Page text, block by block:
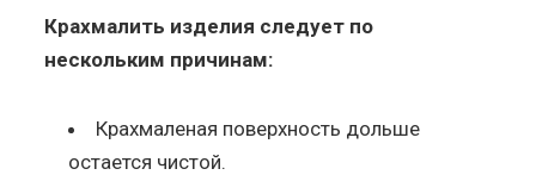
Крахмалить изделия следует по
нескольким причинам:
Крахмаленая поверхность дольше
остается чистой.